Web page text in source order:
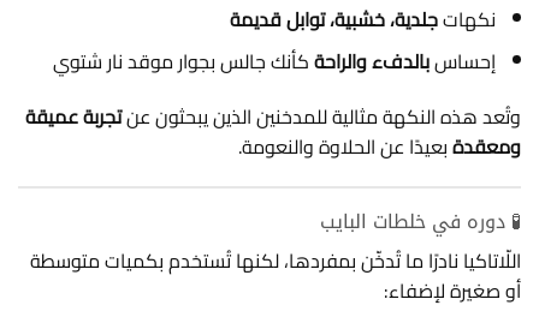
نكهاتجلدية، خشبية، توابل قديمة
إحساسبالدفء والراحةكأنك جالس بجوار موقد نار شتوي
وتُعد هذه النكهة مثالية للمدخنين الذين يبحثون عنتجربة عميقة
ومعقدةبعيدًا عن الحلاوة والنعومة.
🧪 دوره في خلطات البايب
اللّاتاكيا نادرًا ما تُدخّن بمفردها، لكنها تُستخدم بكميات متوسطة
أو صغيرة لإضفاء: